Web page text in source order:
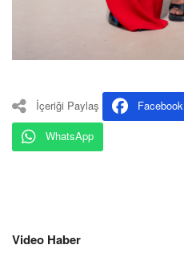
İçeriği Paylaş Facebook
WhatsApp
Video Haber